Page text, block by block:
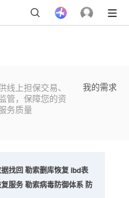
线上担保交易、
管，保障您的资
务质量
我的需求
找回 勒索删库恢复 ibd表
服务 勒索病毒防御体系 防